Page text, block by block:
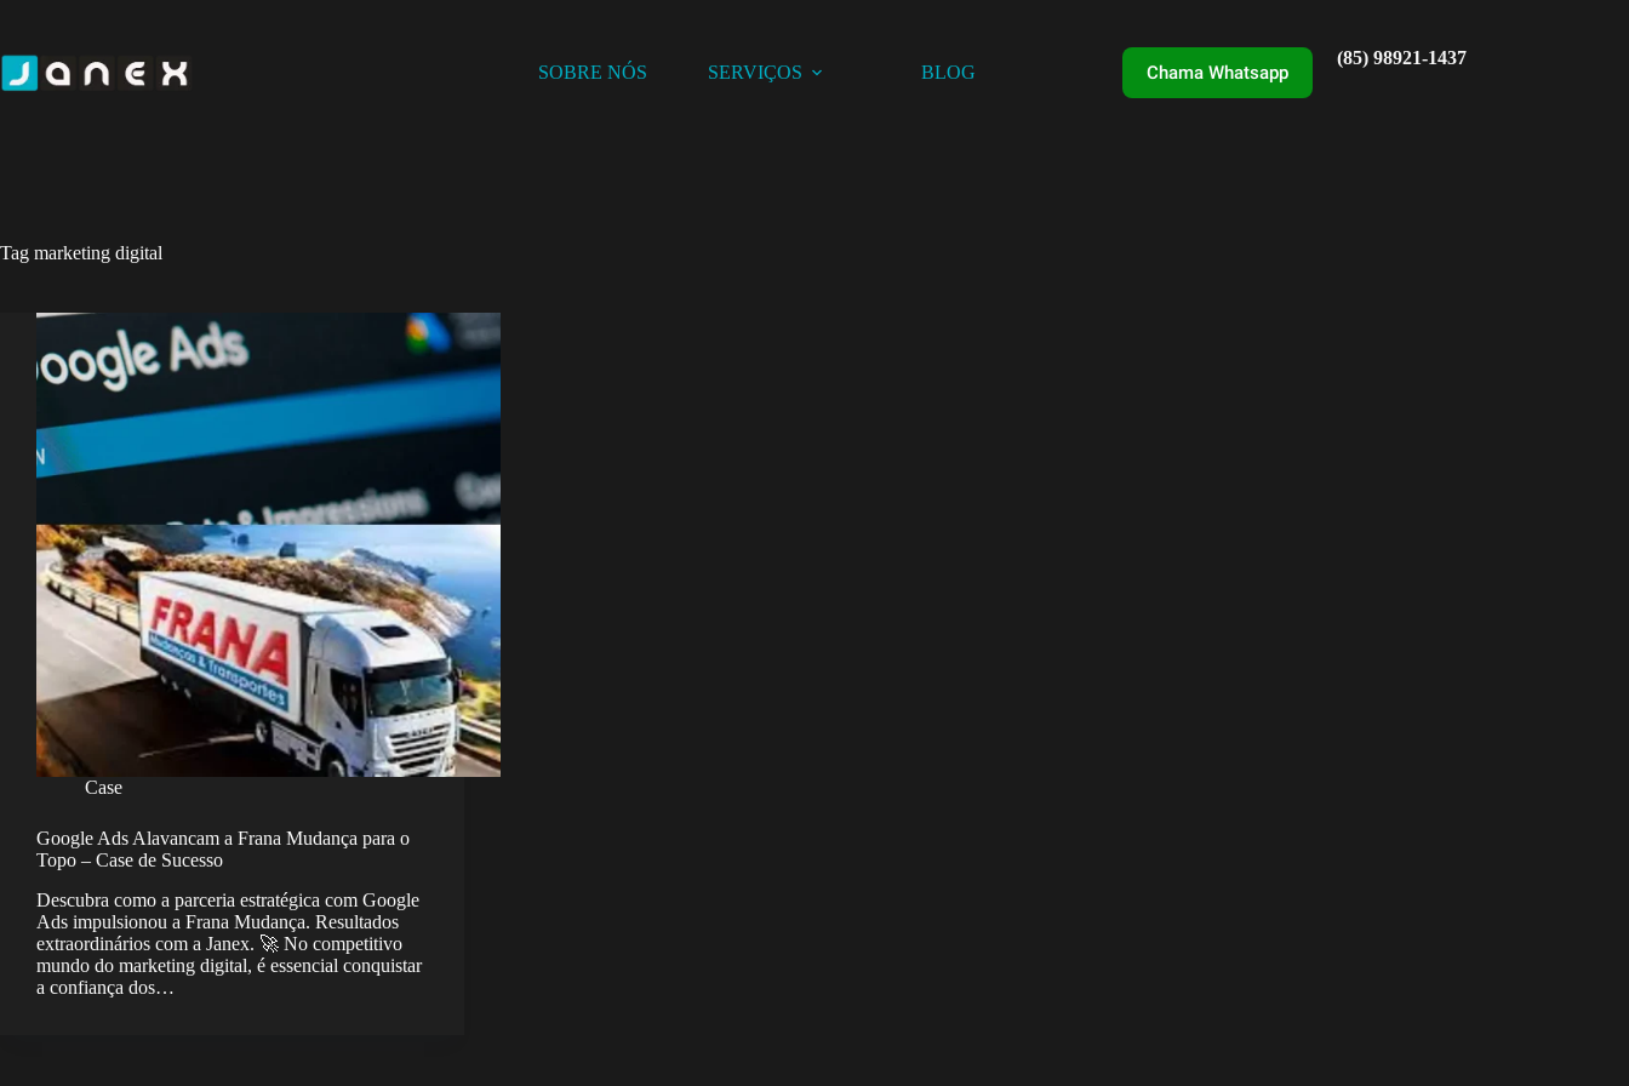
o
conteúdo
SOBRE NÓS SERVIÇOS BLOG Chama Whatsapp
(85) 98921-1437
Tag marketing digital
Case
Google Ads Alavancam a Frana Mudança para o
Topo – Case de Sucesso
Descubra como a parceria estratégica com Google
Ads impulsionou a Frana Mudança. Resultados
extraordinários com a Janex. 🚀 No competitivo
mundo do marketing digital, é essencial conquistar
a confiança dos…